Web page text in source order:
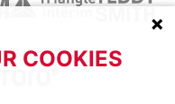
COOKIES